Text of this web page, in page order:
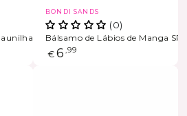
SPF 50+
Marca
BONDI SANDS
(0)
Bálsamo de Lábios de Manga
Preço
€ 6 ,99